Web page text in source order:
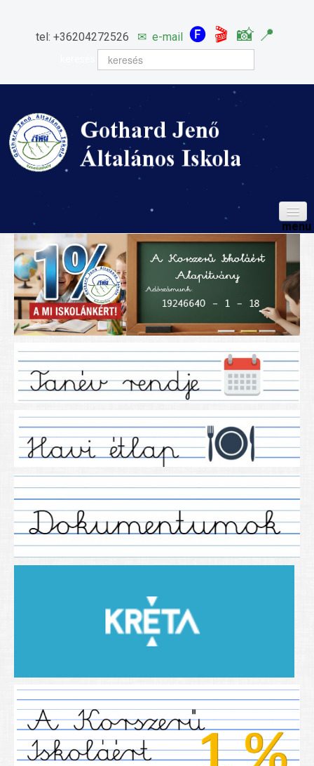
tel: +36204272526 ✉ e-mail 🅕 🎬 📸 📍
HÍREINK
ISKOLÁNK
Igazgatói köszöntő
Iskolánkról
Tanáraink
Tanéveink
Régebbi tanéveink
2021/2022 tanév
2013/2014. tanév
2014/2015. tanév
2015/2016. tanév
2016/2017 tanév
2018/2019 tanév
2019/2020-as tanév
Pályázataink
SIHU
EFOP 325